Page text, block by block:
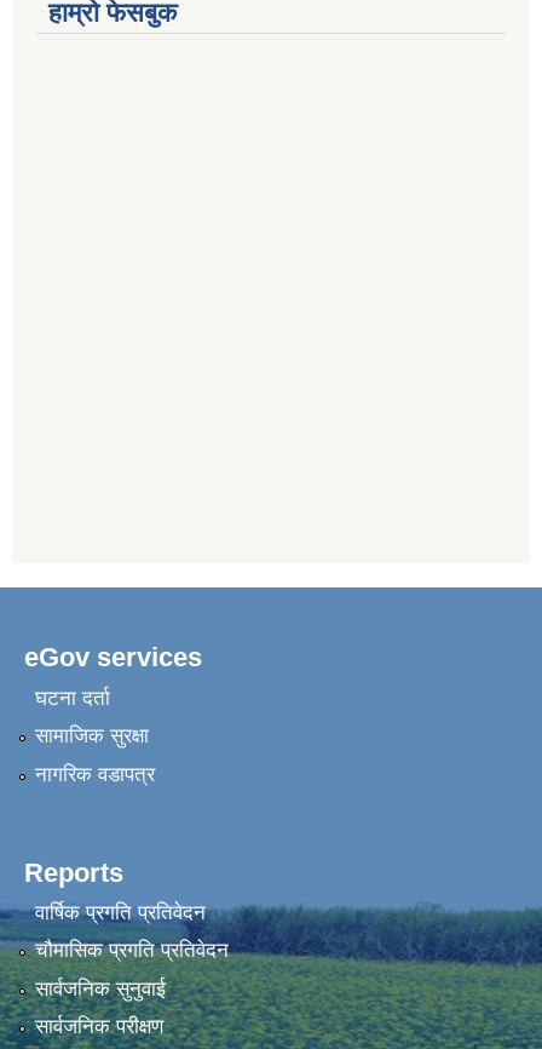
हाम्रो फेसबुक
eGov services
घटना दर्ता
सामाजिक सुरक्षा
नागरिक वडापत्र
Reports
वार्षिक प्रगति प्रतिवेदन
चौमासिक प्रगति प्रतिवेदन
सार्वजनिक सुनुवाई
सार्वजनिक परीक्षण